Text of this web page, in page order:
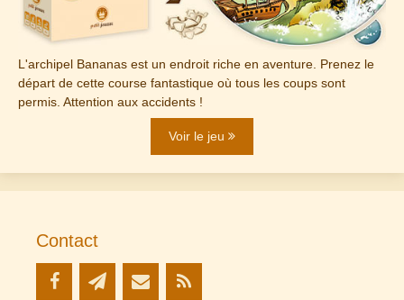
L'archipel Bananas est un endroit riche en aventure. Prenez le
départ de cette course fantastique où tous les coups sont
permis. Attention aux accidents !
Voir le jeu
Contact